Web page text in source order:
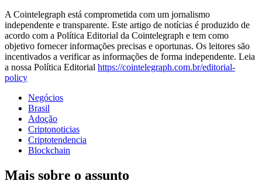
A Cointelegraph está comprometida com um jornalismo
independente e transparente. Este artigo de notícias é produzido de
acordo com a Política Editorial da Cointelegraph e tem como
objetivo fornecer informações precisas e oportunas. Os leitores são
incentivados a verificar as informações de forma independente. Leia
a nossa Política Editorial https://cointelegraph.com.br/editorial-
policy
Negócios
Brasil
Adoção
Criptonoticias
Criptotendencia
Blockchain
Mais sobre o assunto